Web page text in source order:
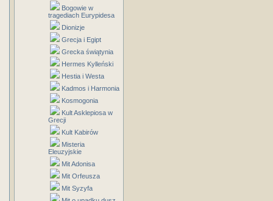
Bogowie w
tragediach Eurypidesa
Dionizje
Grecja i Egipt
Grecka świątynia
Hermes Kylleński
Hestia i Westa
Kadmos i Harmonia
Kosmogonia
Kult Asklepiosa w
Grecji
Kult Kabirów
Misteria
Eleuzyjskie
Mit Adonisa
Mit Orfeusza
Mit Syzyfa